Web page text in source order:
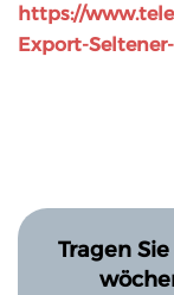
https://
Export-
Tragen